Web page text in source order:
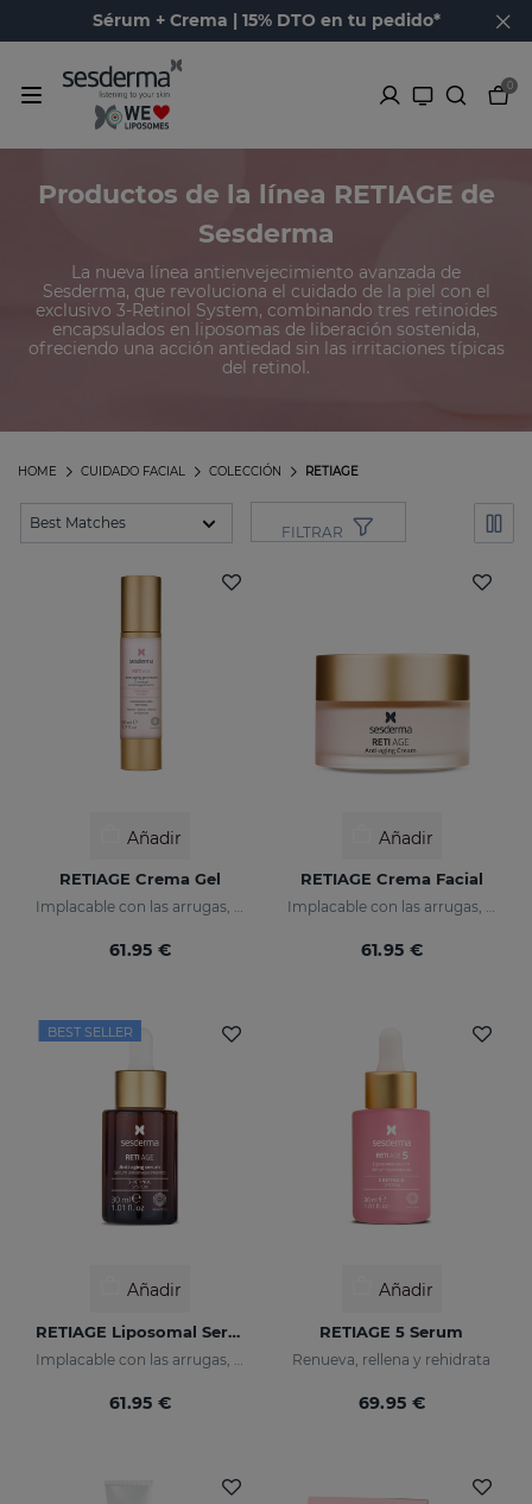
Sérum + Crema | 15% DTO en tu pedido*
0
Productos de la línea RETIAGE de
Sesderma
La nueva línea antienvejecimiento avanzada de
Sesderma, que revoluciona el cuidado de la piel con el
exclusivo 3-Retinol System, combinando tres retinoides
encapsulados en liposomas de liberación sostenida,
ofreciendo una acción antiedad sin las irritaciones típicas
del retinol.
RETIAGE
COLECCIÓN
CUIDADO FACIAL
HOME
FILTRAR
Añadir
RETIAGE Crema Gel
Implacable con las arrugas, delicado con tu piel
61.95 €
Añadir
RETIAGE Crema Facial
Implacable con las arrugas, delicada con tu piel
61.95 €
BEST SELLER
Añadir
RETIAGE Liposomal Serum
61.95 €
Añadir
RETIAGE 5 Serum
Renueva, rellena y rehidrata
69.95 €